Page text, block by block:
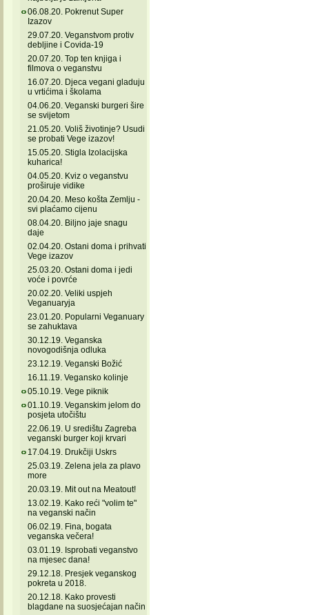
06.08.20. Pokrenut Super
Izazov
29.07.20. Veganstvom protiv
debljine i Covida-19
20.07.20. Top ten knjiga i
filmova o veganstvu
16.07.20. Djeca vegani gladuju
u vrtićima i školama
04.06.20. Veganski burgeri šire
se svijetom
21.05.20. Voliš životinje? Usudi
se probati Vege izazov!
15.05.20. Stigla Izolacijska
kuharica!
04.05.20. Kviz o veganstvu
proširuje vidike
20.04.20. Meso košta Zemlju -
svi plaćamo cijenu
08.04.20. Biljno jaje snagu
daje
02.04.20. Ostani doma i prihvati
Vege izazov
25.03.20. Ostani doma i jedi
voće i povrće
20.02.20. Veliki uspjeh
Veganuaryja
23.01.20. Popularni Veganuary
se zahuktava
30.12.19. Veganska
novogodišnja odluka
23.12.19. Veganski Božić
16.11.19. Vegansko kolinje
05.10.19. Vege piknik
01.10.19. Veganskim jelom do
posjeta utočištu
22.06.19. U središtu Zagreba
veganski burger koji krvari
17.04.19. Drukčiji Uskrs
25.03.19. Zelena jela za plavo
more
20.03.19. Mit out na Meatout!
13.02.19. Kako reći "volim te"
na veganski način
06.02.19. Fina, bogata
veganska večera!
03.01.19. Isprobati veganstvo
na mjesec dana!
29.12.18. Presjek veganskog
pokreta u 2018.
20.12.18. Kako provesti
blagdane na suosjećajan način